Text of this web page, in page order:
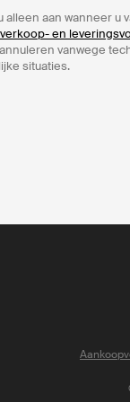
aan wanneer u
verkoop- en
vanwege
situaties.